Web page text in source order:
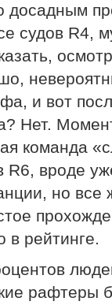
досадным
судов R4,
и вот
Нет.
команда
R6, вроде
но все
в рейтинге.
рафтеры